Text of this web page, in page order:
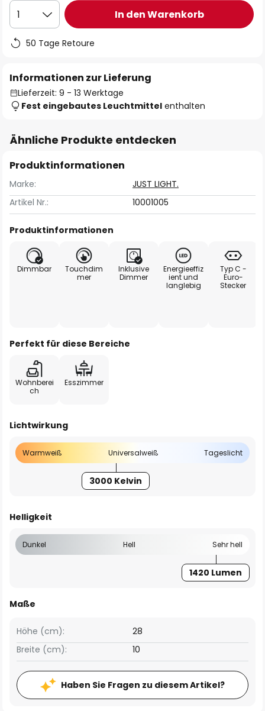
1 In den Warenkorb
50 Tage Retoure
Informationen zur Lieferung
Lieferzeit: 9 - 13 Werktage
Fest eingebautes Leuchtmittel enthalten
Ähnliche Produkte entdecken
Produktinformationen
Marke:
JUST LIGHT.
Artikel Nr.:
10001005
Produktinformationen
Dimmbar
Touchdim
mer
Inklusive
Dimmer
Energieeffiz
ient und
langlebig
Typ C -
Euro-
Stecker
Perfekt für diese Bereiche
Wohnberei
ch
Esszimmer
Lichtwirkung
Warmweiß Universalweiß Tageslicht
3000 Kelvin
Helligkeit
Dunkel Hell Sehr hell
1420 Lumen
Maße
Breite (cm): 10
Höhe (cm): 28
Haben Sie Fragen zu diesem Artikel?